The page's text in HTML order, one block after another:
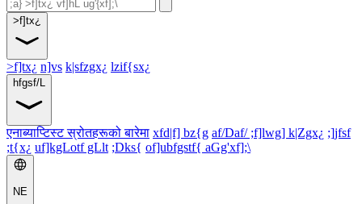
>f]tx¿
>f]tx¿ n]vs k|sfzgx¿ lzif{sx¿
hfgsf/L
एनाब्याप्टिस्ट स्रोतहरूको बारेमा xfd|f] bz{g af/Daf/ ;f]lwg] k|Zgx¿ ;]jfsf
;t{x¿ uf]kgLotf gLlt ;Dks{ of]ubfgstf{ aGg'xf];\
NE